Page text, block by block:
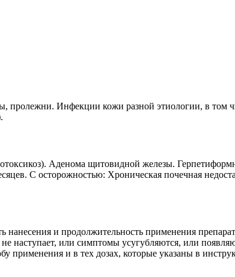
пролежни. Инфекции кожи разной этиологии, в том
Аденома щитовидной железы.
С осторожностью: Хроническая почечная
и продолжительность применения
наступает, или симптомы усугубляются, или
применения и в тех дозах, которые указаны в